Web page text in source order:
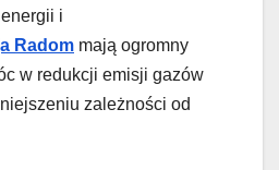
i
Radom mają ogromny
w redukcji emisji gazów
zależności od